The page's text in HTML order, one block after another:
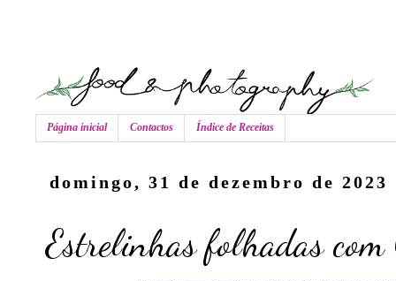
Página inicial Contactos Índice de Receitas
domingo, 31 de dezembro de 2023
Estrelinhas folhadas com